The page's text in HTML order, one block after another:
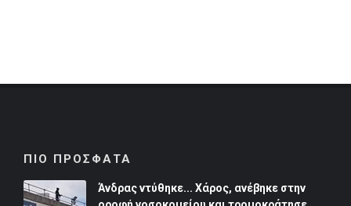
ΠΙΟ ΠΡΟΣΦΑΤΑ
Άνδρας ντύθηκε... Χάρος, ανέβηκε στην